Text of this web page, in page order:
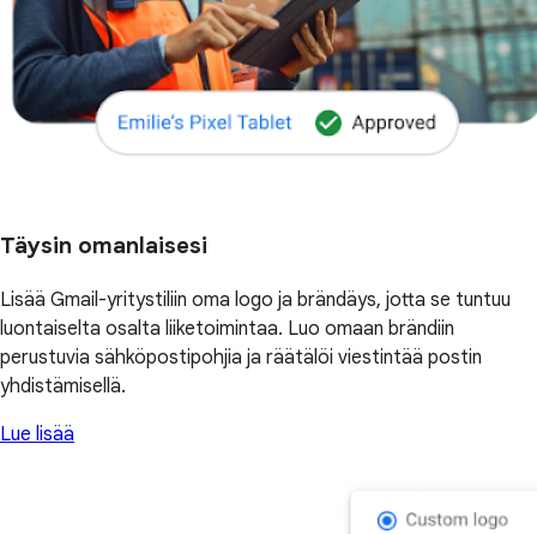
Täysin omanlaisesi
Lisää Gmail-yritystiliin oma logo ja brändäys, jotta se tuntuu
luontaiselta osalta liiketoimintaa. Luo omaan brändiin
perustuvia sähköpostipohjia ja räätälöi viestintää postin
yhdistämisellä.
Lue lisää